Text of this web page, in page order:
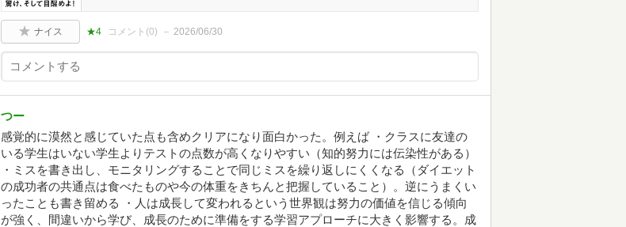
ナイス ★4 コメント(0) 2026/06/30
つー
感覚的に漠然と感じていた点も含めクリアになり面白かった。例えば ・クラスに友達の
いる学生はいない学生よりテストの点数が高くなりやすい（知的努力には伝染性がある）
・ミスを書き出し、モニタリングすることで同じミスを繰り返しにくくなる（ダイエット
の成功者の共通点は食べたものや今の体重をきちんと把握していること）。逆にうまくい
ったことも書き留める ・人は成長して変われるという世界観は努力の価値を信じる傾向
が強く、間違いから学び、成長のために準備をする学習アプローチに大きく影響する。成